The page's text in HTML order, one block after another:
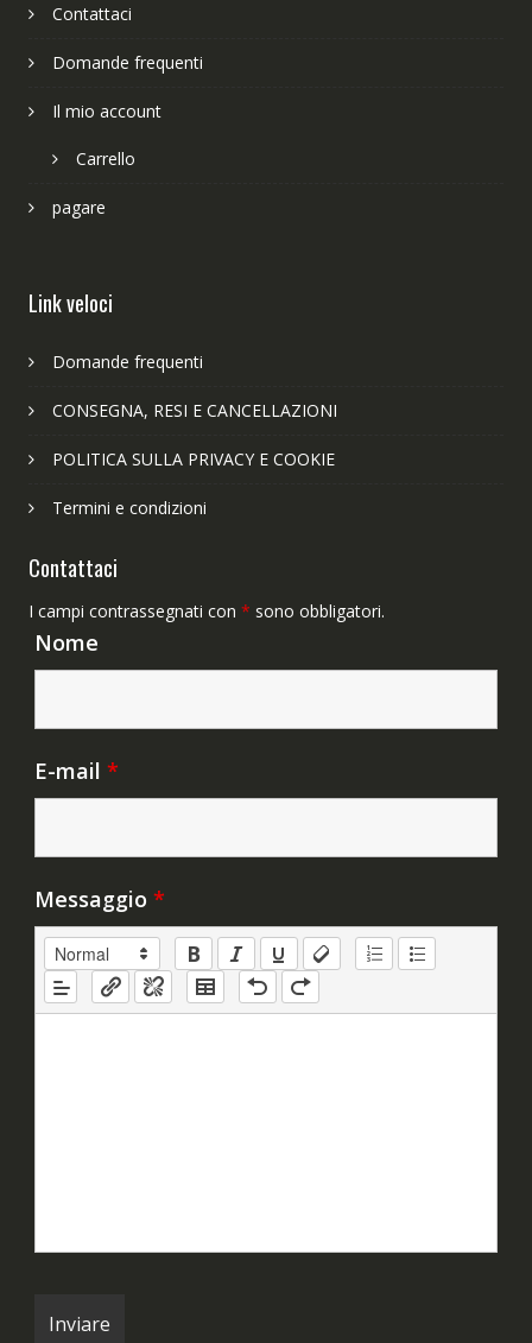
Contattaci
Domande frequenti
Il mio account
Carrello
pagare
Link veloci
Domande frequenti
CONSEGNA, RESI E CANCELLAZIONI
POLITICA SULLA PRIVACY E COOKIE
Termini e condizioni
Contattaci
I campi contrassegnati con * sono obbligatori.
Nome
E-mail *
Messaggio *